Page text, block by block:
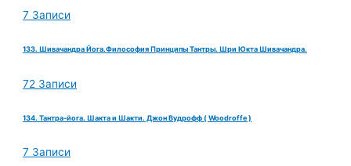
7 Записи
133. Шивачандра Йога.Философия Принципы Тантры. Шри Юкта Шивачандра.
72 Записи
134. Тантра-йога. Шакта и Шакти. Джон Вудрофф ( Woodroffe )
7 Записи